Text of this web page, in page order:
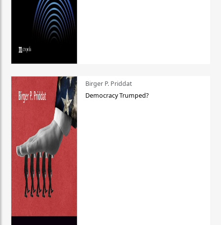
Birger P. Priddat
Democracy Trumped?